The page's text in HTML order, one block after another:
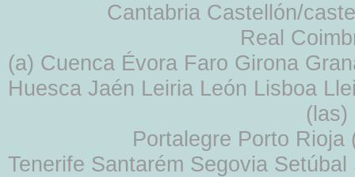
Cantabria Castellón/
Real
(a) Cuenca Évora Faro Girona
Huesca Jaén Leiria León Lisboa
Portalegre Porto
Tenerife Santarém Segovia